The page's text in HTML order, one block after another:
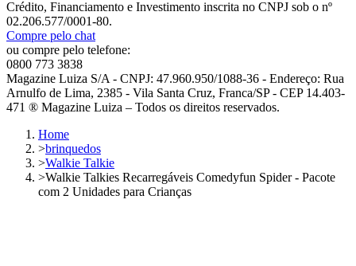
Crédito, Financiamento e Investimento inscrita no CNPJ sob o nº
02.206.577/0001-80.
Compre pelo chat
ou compre pelo telefone:
0800 773 3838
Magazine Luiza S/A - CNPJ: 47.960.950/1088-36 - Endereço: Rua
Arnulfo de Lima, 2385 - Vila Santa Cruz, Franca/SP - CEP 14.403-
471 ® Magazine Luiza – Todos os direitos reservados.
Home
>brinquedos
>Walkie Talkie
>Walkie Talkies Recarregáveis Comedyfun Spider - Pacote
com 2 Unidades para Crianças